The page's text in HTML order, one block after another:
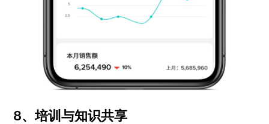
8、培训与知识共享